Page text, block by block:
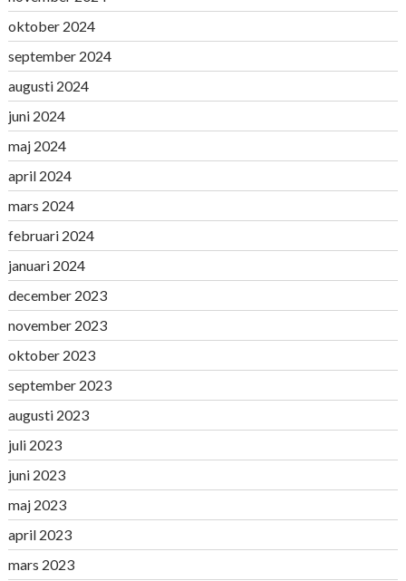
oktober 2024
september 2024
augusti 2024
juni 2024
maj 2024
april 2024
mars 2024
februari 2024
januari 2024
december 2023
november 2023
oktober 2023
september 2023
augusti 2023
juli 2023
juni 2023
maj 2023
april 2023
mars 2023